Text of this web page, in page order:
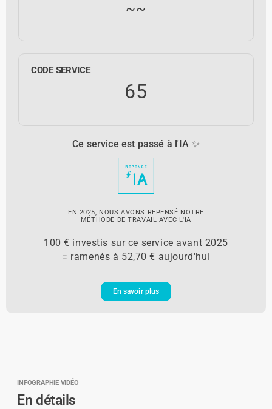
~~
CODE SERVICE
65
Ce service est passé à l'IA ✨
EN 2025, NOUS AVONS REPENSÉ NOTRE
MÉTHODE DE TRAVAIL AVEC L'IA
100 € investis sur ce service avant 2025
= ramenés à 52,70 € aujourd'hui
En savoir plus
INFOGRAPHIE VIDÉO
En détails